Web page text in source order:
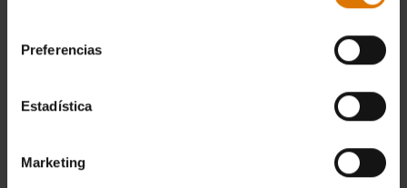
Preferencias
Estadística
Marketing
Funda Premium para barbacoa